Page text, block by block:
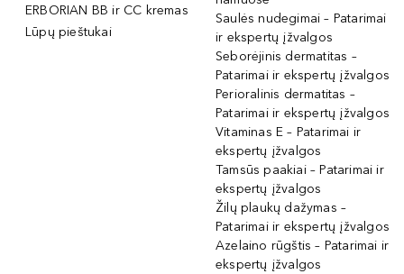
ERBORIAN BB ir CC kremas
Lūpų pieštukai
Saulės nudegimai – Patarimai
ir ekspertų įžvalgos
Seborėjinis dermatitas –
Patarimai ir ekspertų įžvalgos
Perioralinis dermatitas –
Patarimai ir ekspertų įžvalgos
Vitaminas E – Patarimai ir
ekspertų įžvalgos
Tamsūs paakiai – Patarimai ir
ekspertų įžvalgos
Žilų plaukų dažymas –
Patarimai ir ekspertų įžvalgos
Azelaino rūgštis – Patarimai ir
ekspertų įžvalgos